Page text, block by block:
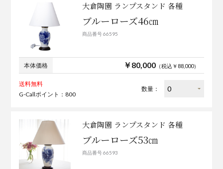
大倉陶園 ランプスタンド 各種
ブルーローズ46㎝
商品番号 66595
本体価格 ￥80,000（税込￥88,000）
送料無料
G-Callポイント：800
数量：
大倉陶園 ランプスタンド 各種
ブルーローズ53㎝
商品番号 66593